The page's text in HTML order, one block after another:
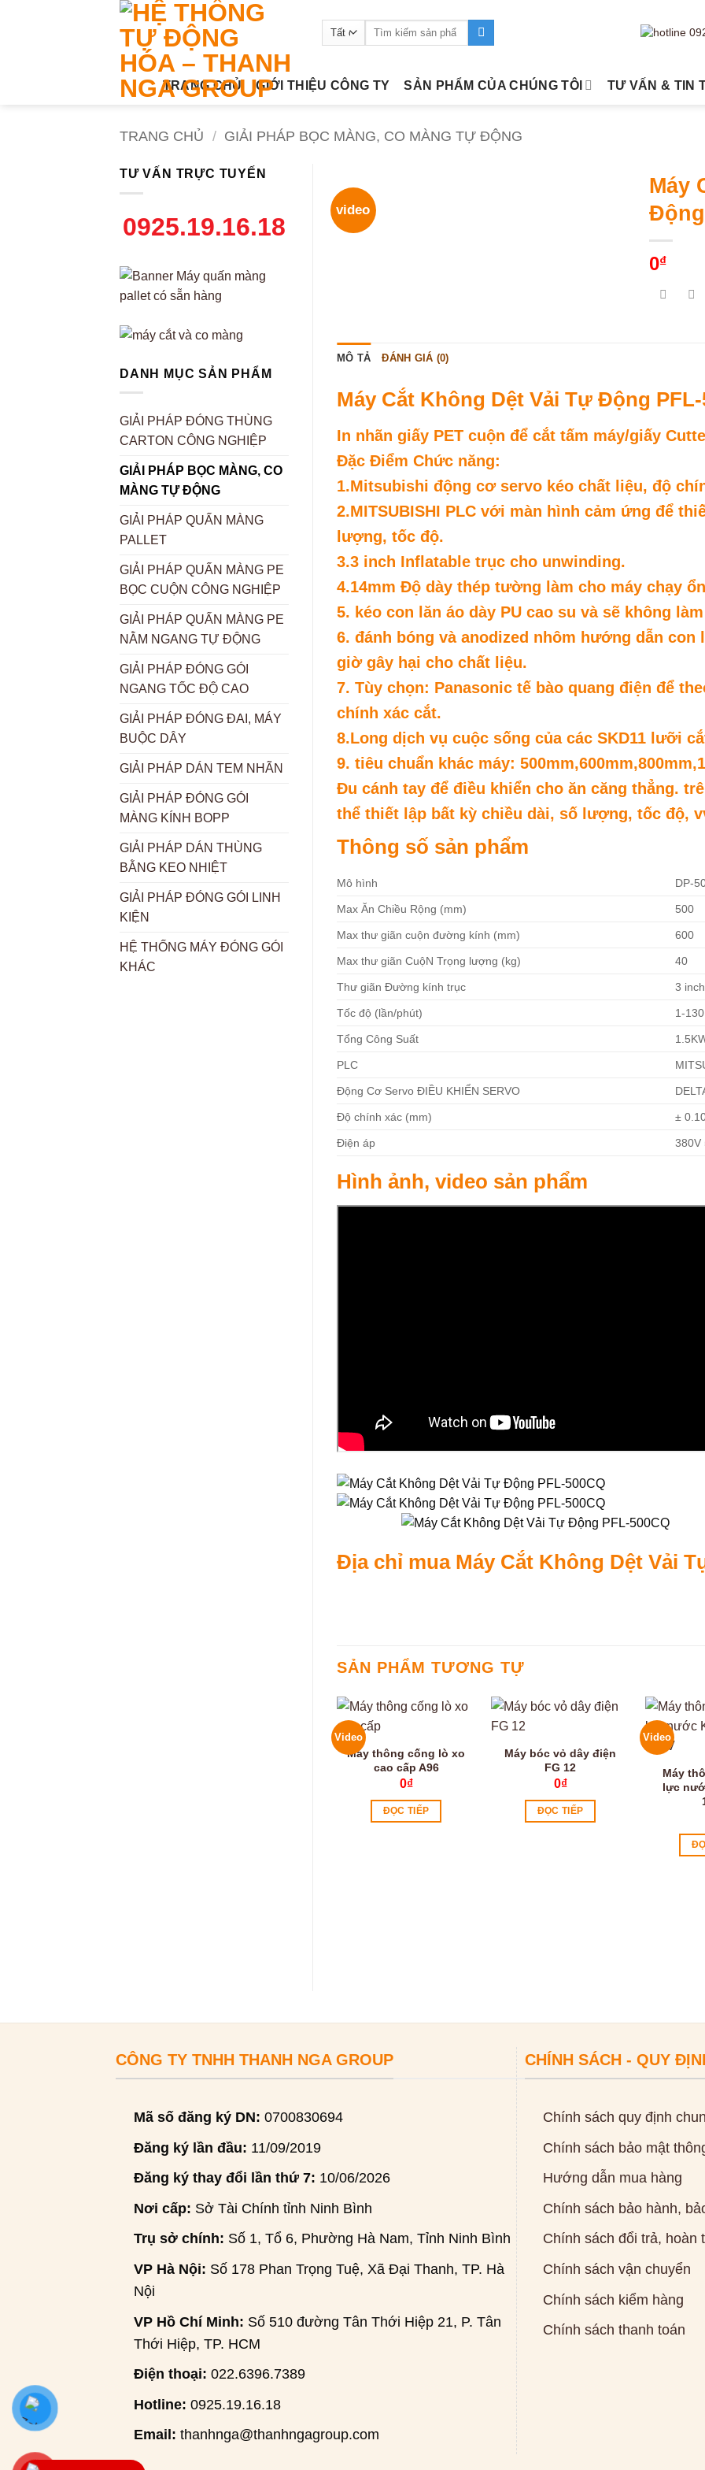
Tìm
TRANG CHỦ GIỚI THIỆU CÔNG TY SẢN PHẨM CỦA CHÚNG TÔI TƯ VẤN & TIN
TRANG CHỦ / GIẢI PHÁP BỌC MÀNG, CO MÀNG TỰ ĐỘNG
TƯ VẤN TRỰC TUYẾN
0925.19.16.18
DANH MỤC SẢN PHẨM
GIẢI PHÁP ĐÓNG THÙNG
CARTON CÔNG NGHIỆP
GIẢI PHÁP BỌC MÀNG, CO
MÀNG TỰ ĐỘNG
GIẢI PHÁP QUẤN MÀNG
PALLET
GIẢI PHÁP QUẤN MÀNG PE
BỌC CUỘN CÔNG NGHIỆP
GIẢI PHÁP QUẤN MÀNG PE
NẰM NGANG TỰ ĐỘNG
GIẢI PHÁP ĐÓNG GÓI
NGANG TỐC ĐỘ CAO
GIẢI PHÁP ĐÓNG ĐAI, MÁY
BUỘC DÂY
GIẢI PHÁP DÁN TEM NHÃN
GIẢI PHÁP ĐÓNG GÓI
MÀNG KÍNH BOPP
GIẢI PHÁP DÁN THÙNG
BẰNG KEO NHIỆT
GIẢI PHÁP ĐÓNG GÓI LINH
KIỆN
HỆ THỐNG MÁY ĐÓNG GÓI
KHÁC
video
Máy
Động
0₫
MÔ TẢ ĐÁNH GIÁ (0)
Máy Cắt Không Dệt Vải Tự Động PFL-
In nhãn giấy PET cuộn để cắt tấm máy/giấy
Đặc Điểm Chức năng:
1.Mitsubishi động cơ servo kéo chất liệu, độ
2.MITSUBISHI PLC với màn hình cảm ứng để
lượng, tốc độ.
3.3 inch Inflatable trục cho unwinding.
4.14mm Độ dày thép tường làm cho máy chạy
5. kéo con lăn áo dày PU cao su và sẽ không
6. đánh bóng và anodized nhôm hướng dẫn
giờ gây hại cho chất liệu.
7. Tùy chọn: Panasonic tế bào quang điện để
chính xác cắt.
8.Long dịch vụ cuộc sống của các SKD11 lưỡi
9. tiêu chuẩn khác máy:
Đu cánh tay để điều khiển cho ăn căng thẳng.
thể thiết lập bất kỳ chiều dài, số lượng, tốc độ,
Thông số sản phẩm
Mô hình DP-
Max Ăn Chiều Rộng (mm) 500
Max thư giãn cuộn đường kính (mm) 600
Max thư giãn CuộN Trọng lượng (kg) 40
Thư giãn Đường kính trục 3
Tốc độ (lần/phút) 1-
Tổng Công Suất
PLC
Động Cơ Servo ĐIỀU KHIỂN SERVO
Độ chính xác (mm) ±
Điện áp 380V
Hình ảnh, video sản phẩm
Địa chỉ mua Máy Cắt Không Dệt Vải
SẢN PHẨM TƯƠNG TỰ
Video
Máy thông cống lò xo
cao cấp A96
0₫
ĐỌC TIẾP
Máy bóc vỏ dây điện
FG 12
0₫
ĐỌC TIẾP
Video
Máy
lực
CÔNG TY TNHH THANH NGA GROUP
Mã số đăng ký DN: 0700830694
Đăng ký lần đầu: 11/09/2019
Đăng ký thay đổi lần thứ 7: 10/06/2026
Nơi cấp: Sở Tài Chính tỉnh Ninh Bình
Trụ sở chính: Số 1, Tổ 6, Phường Hà Nam, Tỉnh Ninh Bình
VP Hà Nội: Số 178 Phan Trọng Tuệ, Xã Đại Thanh, TP. Hà
Nội
VP Hồ Chí Minh: Số 510 đường Tân Thới Hiệp 21, P. Tân
Thới Hiệp, TP. HCM
Điện thoại: 022.6396.7389
Hotline: 0925.19.16.18
Email: thanhnga@thanhngagroup.com
CHÍNH SÁCH - QUY
Chính sách quy định
Chính sách bảo mật
Hướng dẫn mua hàng
Chính sách bảo hành,
Chính sách đổi trả, hoàn
Chính sách vận chuyển
Chính sách kiểm hàng
Chính sách thanh toán